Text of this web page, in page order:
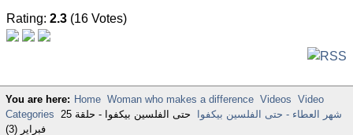
Rating: 2.3 (16 Votes)
You are here: Home Woman who makes a difference Videos Video
Categories
شهر العطاء - حتى الفلسين بيكفوا
حتى الفلسين بيكفوا - حلقة 25
فبراير (3)